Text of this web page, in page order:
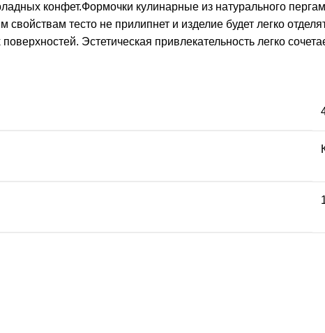
конфет.Формочки кулинарные из натурального
тесто не прилипнет и изделие будет легко
Эстетическая привлекательность легко